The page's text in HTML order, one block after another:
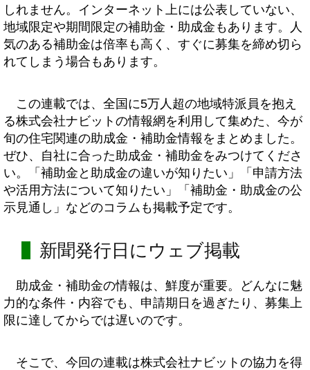
しれません。インターネット上には公表していない、
地域限定や期間限定の補助金・助成金もあります。人
気のある補助金は倍率も高く、すぐに募集を締め切ら
れてしまう場合もあります。
この連載では、全国に5万人超の地域特派員を抱え
る株式会社ナビットの情報網を利用して集めた、今が
旬の住宅関連の助成金・補助金情報をまとめました。
ぜひ、自社に合った助成金・補助金をみつけてくださ
い。「補助金と助成金の違いが知りたい」「申請方法
や活用方法について知りたい」「補助金・助成金の公
示見通し」などのコラムも掲載予定です。
新聞発行日にウェブ掲載
助成金・補助金の情報は、鮮度が重要。どんなに魅
力的な条件・内容でも、申請期日を過ぎたり、募集上
限に達してからでは遅いのです。
そこで、今回の連載は株式会社ナビットの協力を得